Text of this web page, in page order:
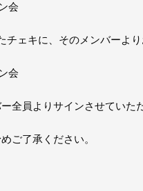
会
ェキに、そのメンバーよ
会
全員よりサインさせていた
ご了承ください。